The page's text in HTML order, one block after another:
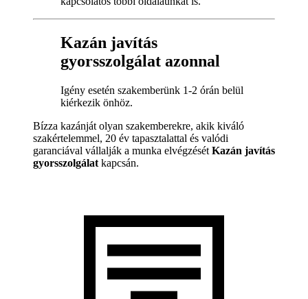
Kazán javítás
gyorsszolgálat azonnal
Igény esetén szakemberünk 1-2 órán belül
kiérkezik önhöz.
Bízza kazánját olyan szakemberekre, akik kiváló
szakértelemmel, 20 év tapasztalattal és valódi
garanciával vállalják a munka elvégzését Kazán javítás
gyorsszolgálat kapcsán.